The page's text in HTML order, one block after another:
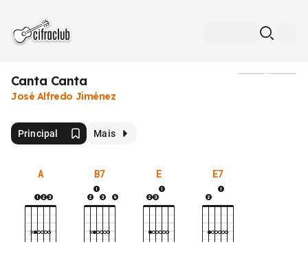
Canta Canta
José Alfredo Jiménez
Principal Mais
A B7 E E7